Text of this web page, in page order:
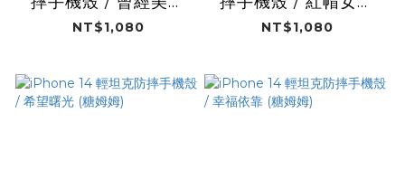
(糖姆姆)
NT$1,080
(糖姆姆)
NT$1,080